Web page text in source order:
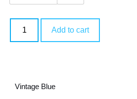
Add to cart
Vintage Blue